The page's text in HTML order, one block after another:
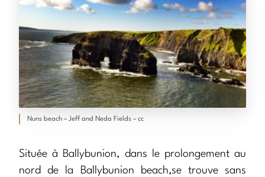
Nuns beach – Jeff and Neda Fields – cc
Située à Ballybunion, dans le prolongement au
nord de la Ballybunion beach,se trouve sans